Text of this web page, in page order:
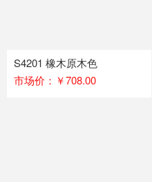
S4201 橡木原木色
市场价：￥708.00